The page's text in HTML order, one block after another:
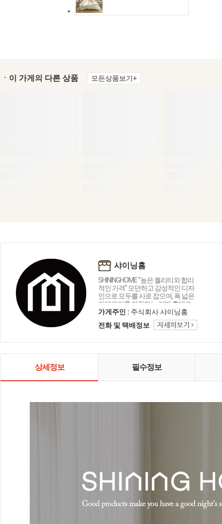
ㆍ이 가게의 다른 상품 모든상품보기+
샤이닝홈
SHININGHOME "높은 퀄리티외 합리
적인 가격" 모던하고 감성적인 디자
인으로 모두를 사로 잡으며, 폭 넓은
카테고리를 자랑하는 리빙 홈데코
인테리어 샤이닝홈입니다.
가게주인 : 주식회사 샤이닝홈
전화 및 택배정보
상세정보 필수정보